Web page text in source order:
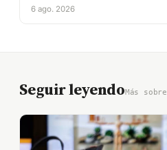
6 ago. 2026
Seguir leyendoMás sobre